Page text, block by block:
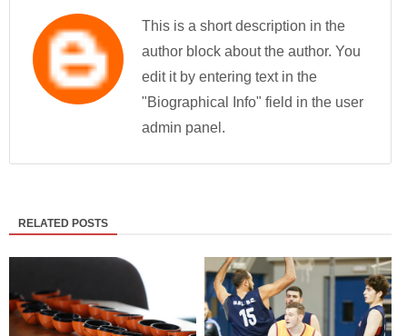
This is a short description in the
author block about the author. You
edit it by entering text in the
"Biographical Info" field in the user
admin panel.
RELATED POSTS